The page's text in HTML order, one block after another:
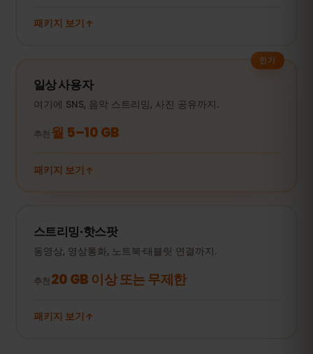
패키지 보기
인기
일상 사용자
여기에 SNS, 음악 스트리밍, 사진 공유까지.
추천 월 5–10 GB
패키지 보기
스트리밍·핫스팟
동영상, 영상통화, 노트북·태블릿 연결까지.
추천 20 GB 이상 또는 무제한
패키지 보기